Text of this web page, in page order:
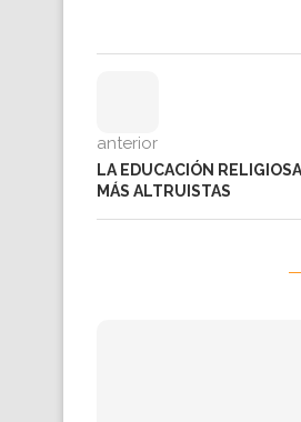
anterior
LA EDUCACIÓN
MÁS ALTRUISTAS